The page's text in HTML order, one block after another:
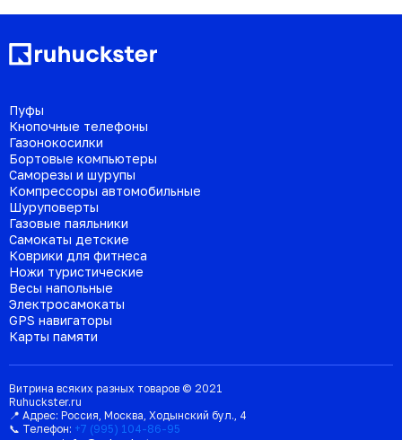
Пуфы
Кнопочные телефоны
Газонокосилки
Бортовые компьютеры
Саморезы и шурупы
Компрессоры автомобильные
Шуруповерты
Газовые паяльники
Самокаты детские
Коврики для фитнеса
Ножи туристические
Весы напольные
Электросамокаты
GPS навигаторы
Карты памяти
Витрина всяких разных товаров © 2021
Ruhuckster.ru
📍 Адрес: Россия Москва Ходынский бул., 4
📞 Телефон: +7 (995) 104-86-95